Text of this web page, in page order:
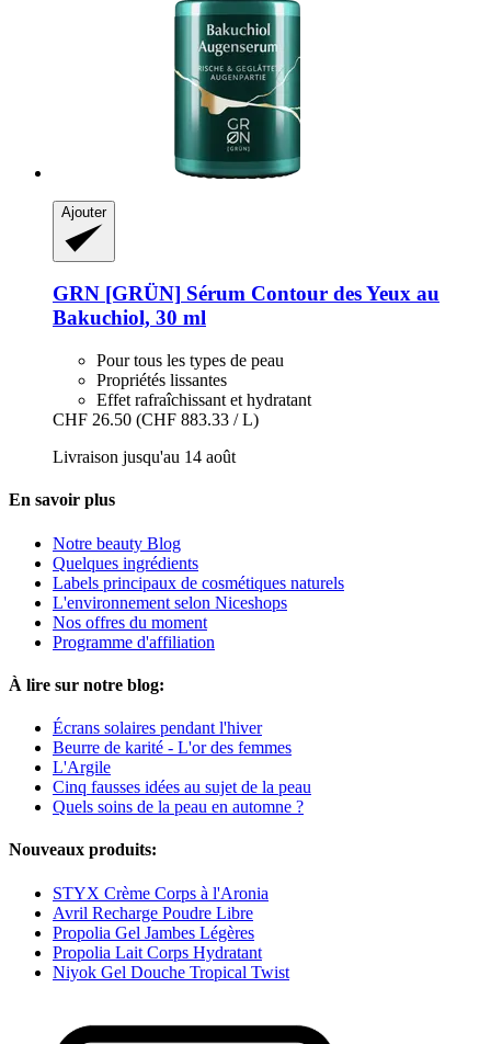
Ajouter
GRN [GRÜN] Sérum Contour des Yeux au
Bakuchiol, 30 ml
Pour tous les types de peau
Propriétés lissantes
Effet rafraîchissant et hydratant
CHF 26.50 (CHF 883.33 / L)
Livraison jusqu'au 14 août
En savoir plus
Notre beauty Blog
Quelques ingrédients
Labels principaux de cosmétiques naturels
L'environnement selon Niceshops
Nos offres du moment
Programme d'affiliation
À lire sur notre blog:
Écrans solaires pendant l'hiver
Beurre de karité - L'or des femmes
L'Argile
Cinq fausses idées au sujet de la peau
Quels soins de la peau en automne ?
Nouveaux produits:
STYX Crème Corps à l'Aronia
Avril Recharge Poudre Libre
Propolia Gel Jambes Légères
Propolia Lait Corps Hydratant
Niyok Gel Douche Tropical Twist